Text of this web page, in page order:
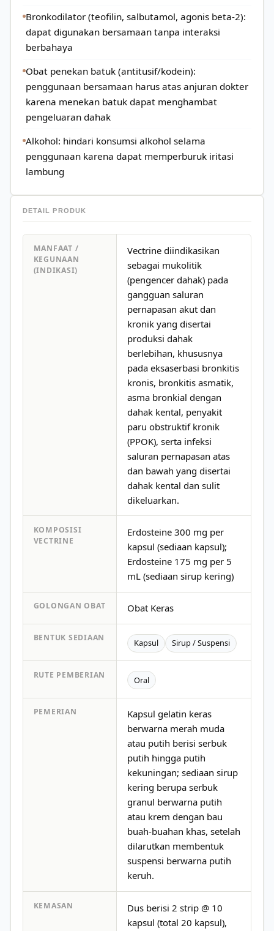
Bronkodilator (teofilin, salbutamol, agonis beta-2):
dapat digunakan bersamaan tanpa interaksi
berbahaya
Obat penekan batuk (antitusif/kodein):
penggunaan bersamaan harus atas anjuran dokter
karena menekan batuk dapat menghambat
pengeluaran dahak
Alkohol: hindari konsumsi alkohol selama
penggunaan karena dapat memperburuk iritasi
lambung
DETAIL PRODUK
MANFAAT /
KEGUNAAN
(INDIKASI)
Vectrine diindikasikan
sebagai mukolitik
(pengencer dahak) pada
gangguan saluran
pernapasan akut dan
kronik yang disertai
produksi dahak
berlebihan, khususnya
pada eksaserbasi bronkitis
kronis, bronkitis asmatik,
asma bronkial dengan
dahak kental, penyakit
paru obstruktif kronik
(PPOK), serta infeksi
saluran pernapasan atas
dan bawah yang disertai
dahak kental dan sulit
dikeluarkan.
KOMPOSISI
VECTRINE
Erdosteine 300 mg per
kapsul (sediaan kapsul);
Erdosteine 175 mg per 5
mL (sediaan sirup kering)
GOLONGAN OBAT Obat Keras
BENTUK SEDIAAN Kapsul Sirup / Suspensi
RUTE PEMBERIAN Oral
PEMERIAN
Kapsul gelatin keras
berwarna merah muda
atau putih berisi serbuk
putih hingga putih
kekuningan; sediaan sirup
kering berupa serbuk
granul berwarna putih
atau krem dengan bau
buah-buahan khas, setelah
dilarutkan membentuk
suspensi berwarna putih
keruh.
KEMASAN
Dus berisi 2 strip @ 10
kapsul (total 20 kapsul),